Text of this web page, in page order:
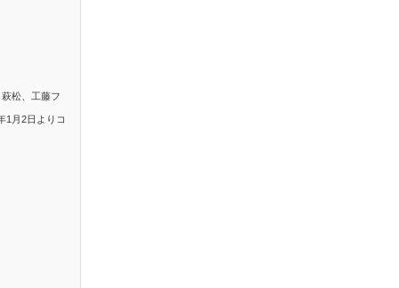
松、工藤フ
1月2日よりコ